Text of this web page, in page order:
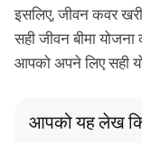
इसलिए, जीवन कवर
सही जीवन बीमा
आपको अपने लिए सही
आपको यह लेख